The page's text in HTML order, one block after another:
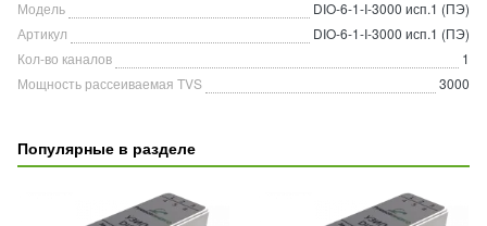
Модель
DIO-6-1-I-3000 исп.1 (ПЭ)
Артикул
DIO-6-1-I-3000 исп.1 (ПЭ)
Кол-во каналов
1
Мощность рассеиваемая TVS
3000
Популярные в разделе